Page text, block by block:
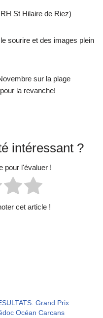
St Hilaire de Riez)
sourire et des images plein
sur la plage
la revanche!
intéressant ?
pour l'évaluer !
cet article !
Grand Prix
Océan Carcans